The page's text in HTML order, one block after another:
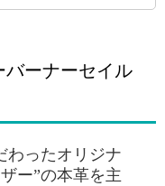
バーナーセイル
わったオリジナ
ー”の本革を主